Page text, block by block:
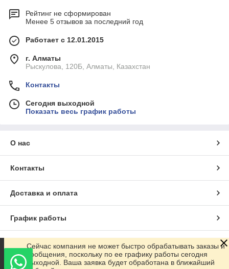
Рейтинг не сформирован
Менее 5 отзывов за последний год
Работает с 12.01.2015
г. Алматы
Рыскулова, 120Б, Алматы, Казахстан
Контакты
Сегодня выходной
Показать весь график работы
О нас
Контакты
Доставка и оплата
График работы
Полная версия сайта
Сейчас компания не может быстро обрабатывать заказы и
сообщения, поскольку по ее графику работы сегодня
выходной. Ваша заявка будет обработана в ближайший